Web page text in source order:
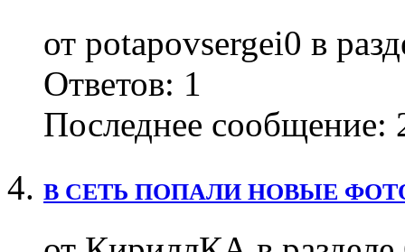
от potapovsergei0 в
Ответов: 1
Последнее сообщение:
В СЕТЬ ПОПАЛИ НОВЫЕ